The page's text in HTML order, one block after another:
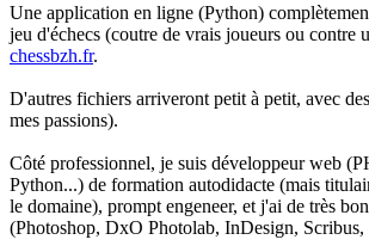
Une application en ligne (Python)
jeu d'échecs (coutre de vrais joueurs ou contre
chessbzh.fr.
D'autres fichiers arriveront petit à petit, avec
mes passions).
Côté professionnel, je suis développeur web
Python...) de formation autodidacte (mais
le domaine), prompt engeneer, et j'ai de très
(Photoshop, DxO Photolab, InDesign,